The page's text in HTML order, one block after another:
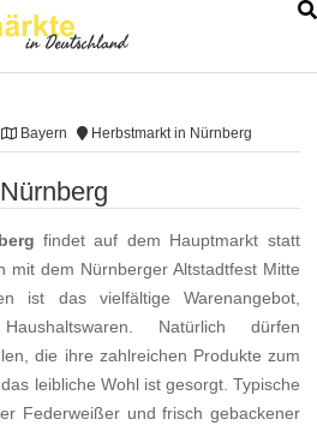
Bayern Herbstmarkt in Nürnberg
findet auf dem Hauptmarkt statt
mit dem Nürnberger Altstadtfest Mitte
ist das vielfältige Warenangebot,
Natürlich dürfen
die ihre zahlreichen Produkte zum
leibliche Wohl ist gesorgt. Typische
Federweißer und frisch gebackener